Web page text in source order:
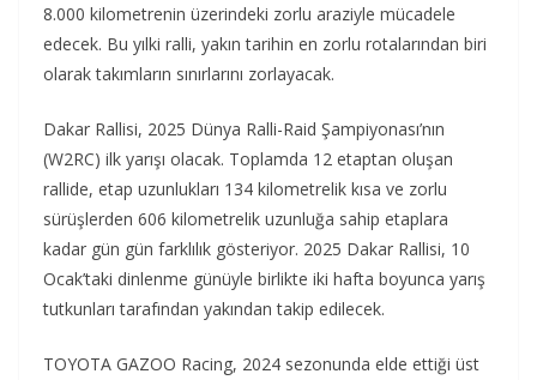
8.000 kilometrenin üzerindeki zorlu araziyle mücadele
edecek. Bu yılki ralli, yakın tarihin en zorlu rotalarından biri
olarak takımların sınırlarını zorlayacak.
Dakar Rallisi, 2025 Dünya Ralli-Raid Şampiyonası’nın
(W2RC) ilk yarışı olacak. Toplamda 12 etaptan oluşan
rallide, etap uzunlukları 134 kilometrelik kısa ve zorlu
sürüşlerden 606 kilometrelik uzunluğa sahip etaplara
kadar gün gün farklılık gösteriyor. 2025 Dakar Rallisi, 10
Ocak’taki dinlenme günüyle birlikte iki hafta boyunca yarış
tutkunları tarafından yakından takip edilecek.
TOYOTA GAZOO Racing, 2024 sezonunda elde ettiği üst